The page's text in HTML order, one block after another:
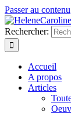
Passer au contenu
Rechercher:
Accueil
A propos
Articles